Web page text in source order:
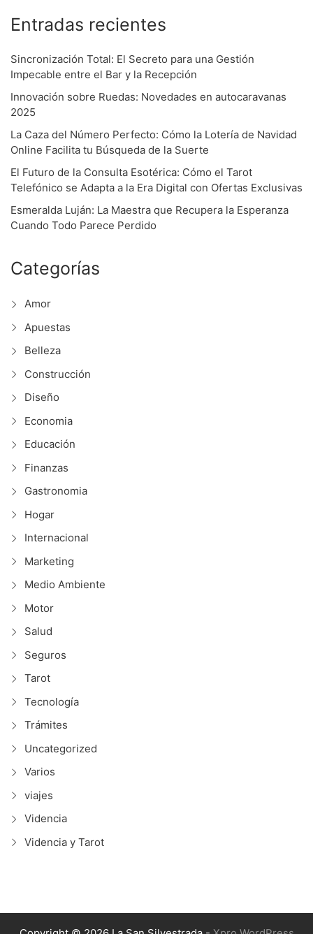
Entradas recientes
Sincronización Total: El Secreto para una Gestión
Impecable entre el Bar y la Recepción
Innovación sobre Ruedas: Novedades en autocaravanas
2025
La Caza del Número Perfecto: Cómo la Lotería de Navidad
Online Facilita tu Búsqueda de la Suerte
El Futuro de la Consulta Esotérica: Cómo el Tarot
Telefónico se Adapta a la Era Digital con Ofertas Exclusivas
Esmeralda Luján: La Maestra que Recupera la Esperanza
Cuando Todo Parece Perdido
Categorías
Amor
Apuestas
Belleza
Construcción
Diseño
Economia
Educación
Finanzas
Gastronomia
Hogar
Internacional
Marketing
Medio Ambiente
Motor
Salud
Seguros
Tarot
Tecnología
Trámites
Uncategorized
Varios
viajes
Videncia
Videncia y Tarot